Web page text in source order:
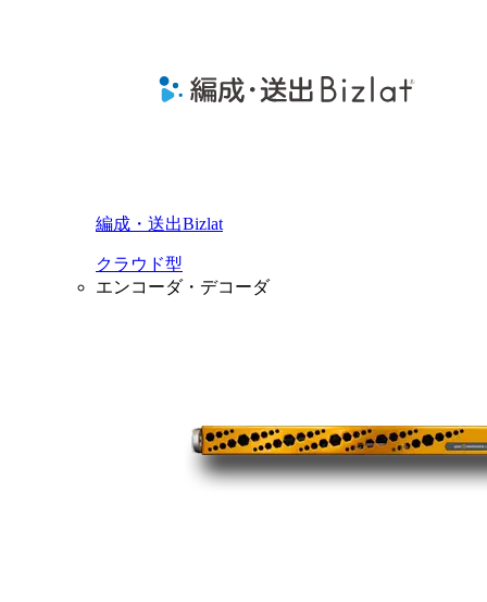
編成・送出Bizlat
クラウド型
エンコーダ・デコーダ